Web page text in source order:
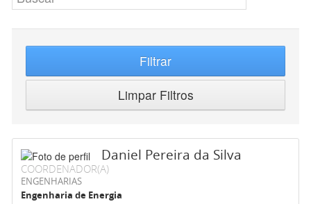
Filtrar
Limpar Filtros
Daniel Pereira da Silva
COORDENADOR(A)
ENGENHARIAS
Engenharia de Energia